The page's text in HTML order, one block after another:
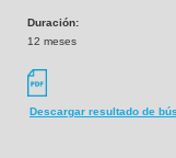
Duración:
12 meses
Descargar resultado de